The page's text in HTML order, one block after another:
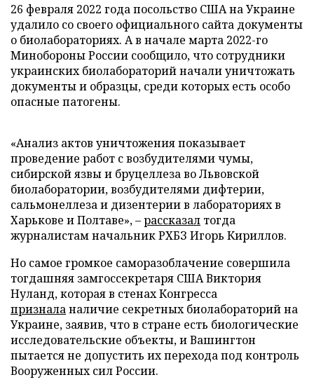
26 февраля 2022 года посольство США на Украине
удалило со своего официального сайта документы
о биолабораториях. А в начале марта 2022-го
Минобороны России сообщило, что сотрудники
украинских биолабораторий начали уничтожать
документы и образцы, среди которых есть особо
опасные патогены.
«Анализ актов уничтожения показывает
проведение работ с возбудителями чумы,
сибирской язвы и бруцеллеза во Львовской
биолаборатории, возбудителями дифтерии,
сальмонеллеза и дизентерии в лабораториях в
Харькове и Полтаве», –рассказал тогда
журналистам начальник РХБЗ Игорь Кириллов.
Но самое громкое саморазоблачение совершила
тогдашняя замгоссекретаря США Виктория
Нуланд, которая в стенах Конгресса
призналаналичие секретных биолабораторий на
Украине, заявив, что в стране есть биологические
исследовательские объекты, и Вашингтон
пытается не допустить их перехода под контроль
Вооруженных сил России.